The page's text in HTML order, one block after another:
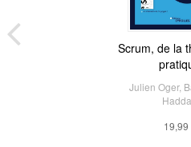
Scrum, de la
Julien Oger,
19,99